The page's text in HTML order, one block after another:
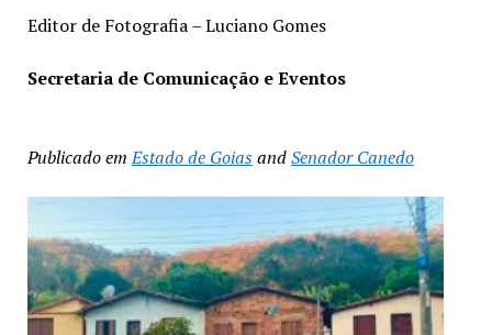
Editor de Fotografia – Luciano Gomes
Secretaria de Comunicação e Eventos
Publicado em Estado de GoiasandSenador Canedo